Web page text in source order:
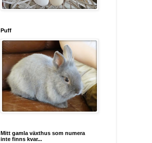
Puff
Mitt gamla växthus som numera
inte finns kvar...